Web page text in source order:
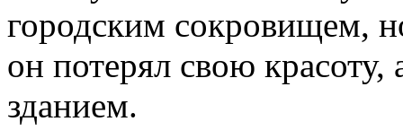
городским сокровищем,
он потерял свою
зданием.